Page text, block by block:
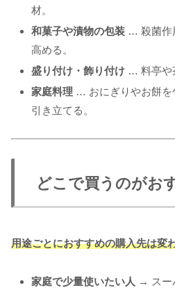
材。
和菓子や漬物の包装 … 殺菌作
高める。
盛り付け・飾り付け … 料亭や
家庭料理 … おにぎりやお餅を
引き立てる。
どこで買うのがお
用途ごとにおすすめの購入先は変
家庭で少量使いたい人 → スー